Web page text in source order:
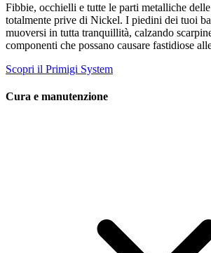
Fibbie, occhielli e tutte le parti metalliche
totalmente prive di Nickel. I piedini dei tuoi
muoversi in tutta tranquillità, calzando
componenti che possano causare fastidiose
Scopri il Primigi System
Cura e manutenzione